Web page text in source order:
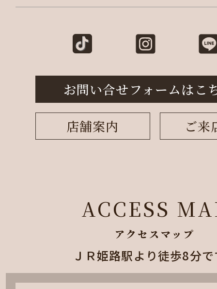
お問い合せフォームはこ
店舗案内 ご来
ACCESS
アクセスマップ
ＪＲ姫路駅より徒歩8分